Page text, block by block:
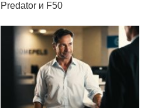
Predator и F50